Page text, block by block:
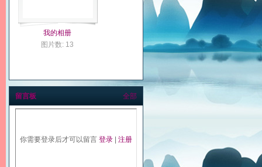
我的相册
图片数: 13
留言板 全部
你需要登录后才可以留言 登录 注册